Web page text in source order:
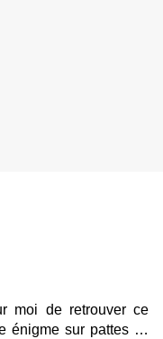
moi de retrouver ce
énigme sur pattes …